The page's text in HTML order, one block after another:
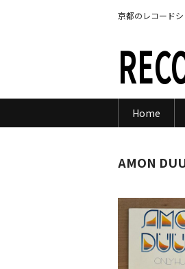
京都のレコード
Home
AMON